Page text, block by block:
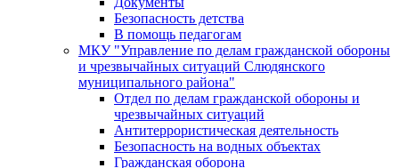
Безопасность детства
В помощь педагогам
МКУ "Управление по делам гражданской обороны
и чрезвычайных ситуаций Слюдянского
муниципального района"
Отдел по делам гражданской обороны и
чрезвычайных ситуаций
Антитеррористическая деятельность
Безопасность на водных объектах
Гражданская оборона